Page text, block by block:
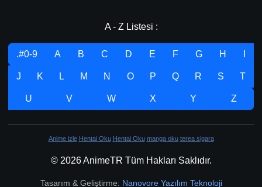
A - Z Listesi :
.#0-9 A B C D E F G H
J K L M N O P Q R S T
U V W X Y Z
Anime izle Hentai Oku Hentai Oku manga oku terea sigara
© 2026 AnimeTR Tüm Hakları Saklıdır.
Tasarım & Geliştirme: Nanovore Yazılım Teknoloji